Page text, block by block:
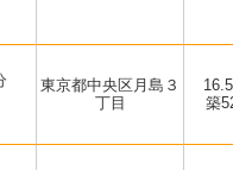
東京都中央区月島３
丁目
築